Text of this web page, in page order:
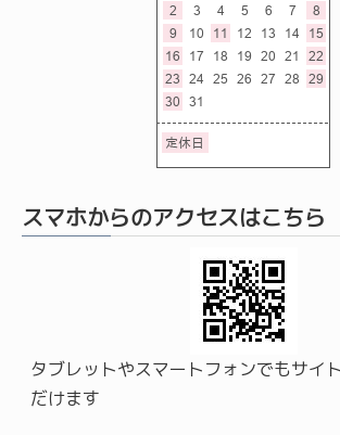
スマホからのアクセスはこちら
タブレットやスマートフォンでもサイ
だけます